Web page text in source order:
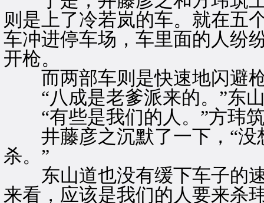
则是上了冷若岚的车。就在五
车冲进停车场，车里面的人纷
开枪。
而两部车则是快速地闪避枪
“八成是老爹派来的。”东山
“有些是我们的人。”方玮筑
井藤彦之沉默了一下，“没
杀。”
东山道也没有缓下车子的速
来看，应该是我们的人要来杀